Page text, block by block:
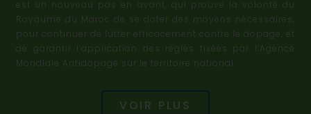
est un nouveau pas en avant, qui prouve la volonté du
Royaume du Maroc de se doter des moyens nécessaires,
pour continuer de lutter efficacement contre le dopage, et
de garantir l’application des règles fixées par l’Agence
Mondiale Antidopage sur le territoire national.
VOIR PLUS